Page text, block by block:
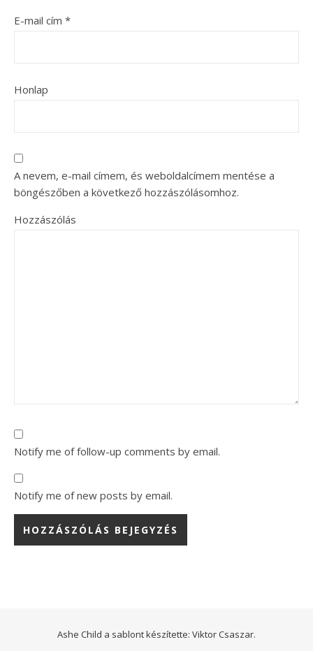
E-mail cím *
Honlap
A nevem, e-mail címem, és weboldalcímem mentése a
böngészőben a következő hozzászólásomhoz.
Hozzászólás
Notify me of follow-up comments by email.
Notify me of new posts by email.
Ashe Child a sablont készítette: Viktor Csaszar.